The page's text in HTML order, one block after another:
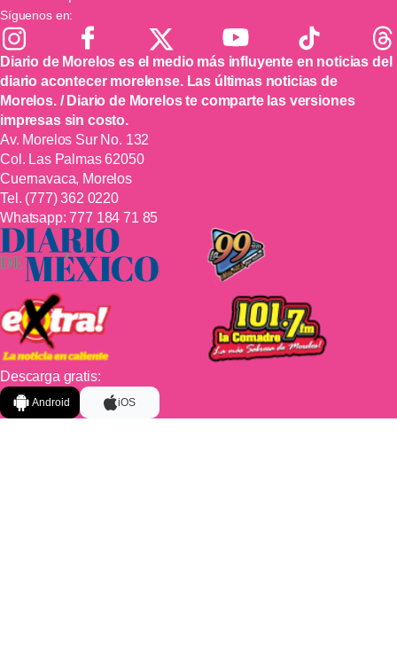
Síguenos en:
Diario de Morelos es el medio más influyente en noticias del
diario acontecer morelense. Las últimas noticias de
Morelos. / Diario de Morelos te comparte las versiones
impresas sin costo.
Av. Morelos Sur No. 132
Col. Las Palmas 62050
Cuernavaca, Morelos
Tel. (777) 362 0220
Whatsapp:777 184 71 85
Descarga gratis:
Android iOS